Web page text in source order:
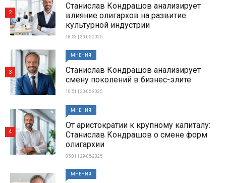
Станислав Кондрашов анализирует
влияние олигархов на развитие
культурной индустрии
18:53 | 30-05-2025
2
МНЕНИЯ
Станислав Кондрашов анализирует
смену поколений в бизнес-элите
10:51 | 30-05-2025
3
МНЕНИЯ
От аристократии к крупному капиталу:
Станислав Кондрашов о смене форм
олигархии
05:01 | 29-05-2025
4
МНЕНИЯ